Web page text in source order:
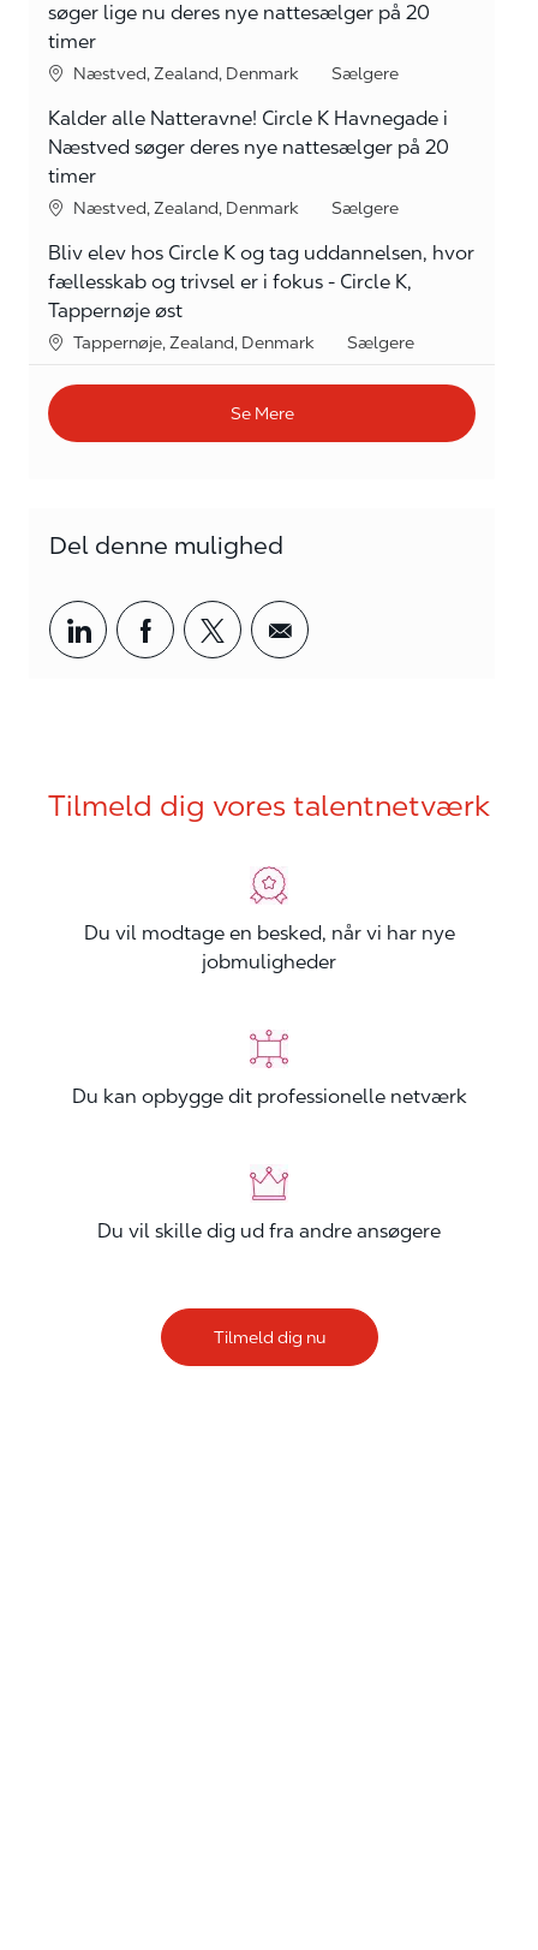
søger lige nu deres nye nattesælger på 20
timer
Lokation
Næstved, Zealand, Denmark kategori
Sælgere
Kalder alle Natteravne! Circle K Havnegade i
Næstved søger deres nye nattesælger på 20
timer
Lokation
Næstved, Zealand, Denmark kategori
Sælgere
Bliv elev hos Circle K og tag uddannelsen, hvor
fællesskab og trivsel er i fokus - Circle K,
Tappernøje øst
Lokation
Tappernøje, Zealand, Denmark kategori
Sælgere
Se Mere
Del denne mulighed
Del via LinkedIn
Del via Facebook
Del via twitter
Del via mail
Tilmeld dig vores talentnetværk
Du vil modtage en besked, når vi har nye
jobmuligheder
Du kan opbygge dit professionelle netværk
Du vil skille dig ud fra andre ansøgere
Tilmeld dig nu